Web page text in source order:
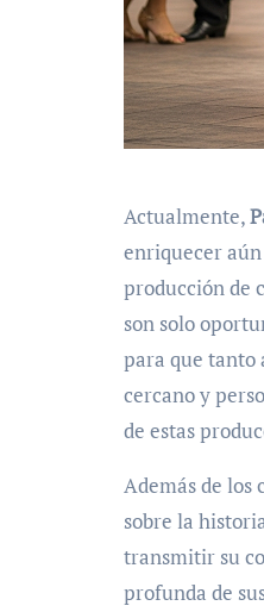
Actualmente,
enriquecer aún
producción de
son solo
para que tanto
cercano y
de estas
Además de los
sobre la
transmitir su
profunda de